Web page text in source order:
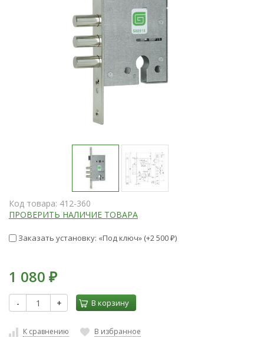
Код товара: 412-360
ПРОВЕРИТЬ НАЛИЧИЕ ТОВАРА
Заказать установку: «Под ключ» (+2 500 ₽)
1 080 ₽
- + В корзину
К сравнению В избранное